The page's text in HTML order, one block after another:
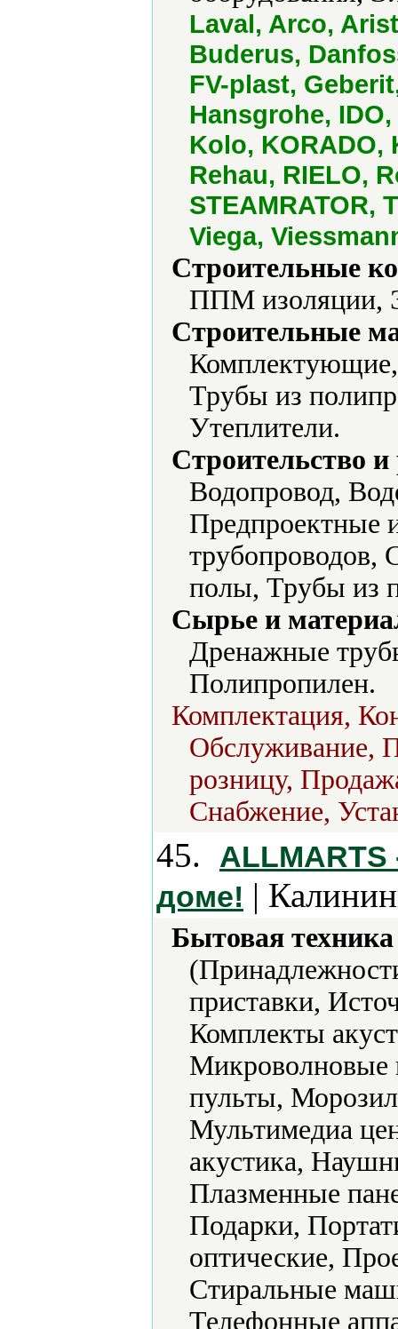
Laval, Arco,
Buderus,
FV-plast,
Hansgrohe,
Kolo, KORADO,
Rehau, RIELO,
STEAMRATOR,
Viega,
Строительные
ППМ изоляции,
Строительные
Трубы из
Утеплители.
Строительство
Водопровод,
Предпроектные
трубопроводов,
полы, Трубы из
Сырье и
Дренажные
Полипропилен.
Комплектация,
Обслуживание,
розницу,
Снабжение,
45.
доме! |
Бытовая
приставки,
Комплекты
пульты,
Мультимедиа
акустика,
Плазменные
Подарки,
оптические,
Стиральные
Телефонные